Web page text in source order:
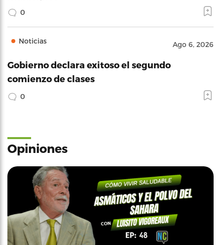
0
Noticias Ago 6, 2026
Gobierno declara exitoso el segundo
comienzo de clases
0
Opiniones